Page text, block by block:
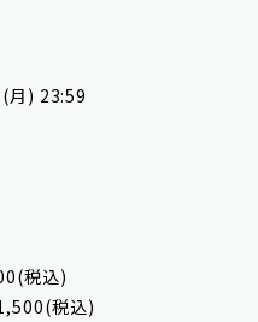
月) 23:59
税込)
税込)